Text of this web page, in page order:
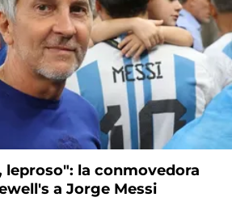
leproso": la conmovedora
a Jorge Messi